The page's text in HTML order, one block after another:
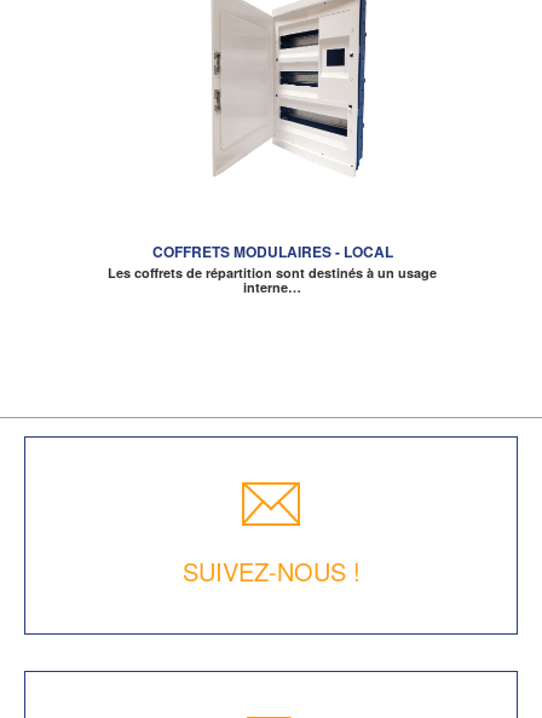
COFFRETS MODULAIRES - LOCAL
Les coffrets de répartition sont destinés à un usage
interne…
SUIVEZ-NOUS !